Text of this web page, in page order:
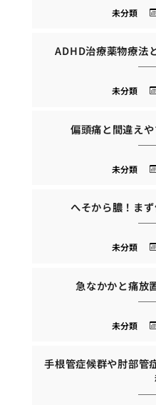
未分類
ADHD治療薬物療法
未分類
偏頭痛と間違え
未分類
へそから膿！ま
未分類
急なかかと痛放
未分類
手根管症候群や肘部管